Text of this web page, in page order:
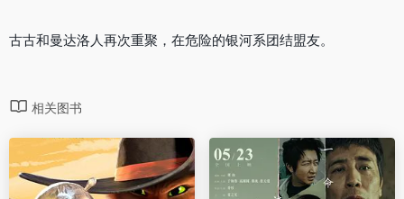
古古和曼达洛人再次重聚，在危险的银河系团结盟友。
相关图书